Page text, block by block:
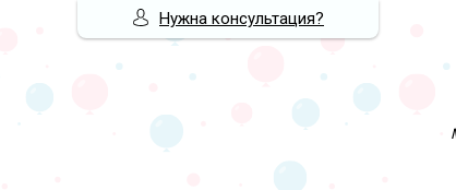
Нужна консультация?